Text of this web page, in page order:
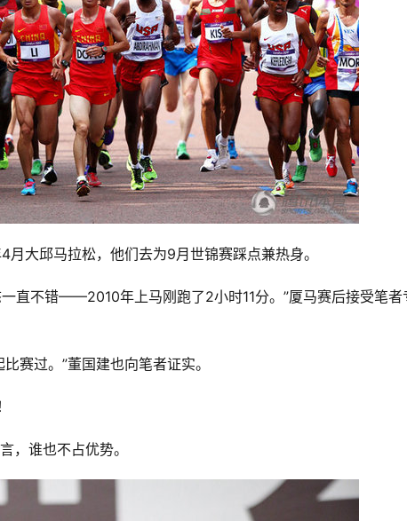
大邱马拉松，他们去为9月世锦赛踩点兼热身。
直不错——2010年上马刚跑了2小时11分。”厦马赛后接受笔者
赛过。”董国建也向笔者证实。
，谁也不占优势。